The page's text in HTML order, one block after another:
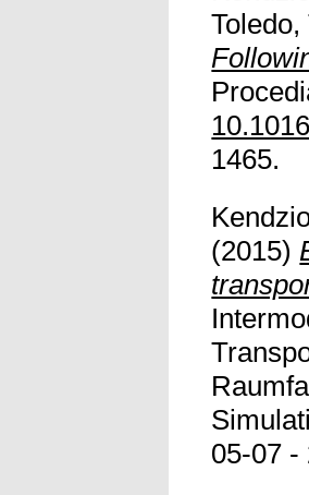
Toledo,
1465.
(2015)
05-07 -